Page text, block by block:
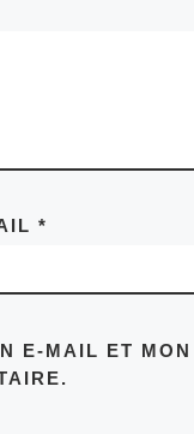
*
E-MAIL ET